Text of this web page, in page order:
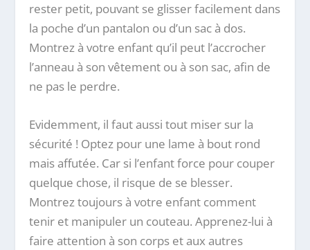
rester petit, pouvant se glisser facilement dans
la poche d’un pantalon ou d’un sac à dos.
Montrez à votre enfant qu’il peut l’accrocher
l’anneau à son vêtement ou à son sac, afin de
ne pas le perdre.
Evidemment, il faut aussi tout miser sur la
sécurité ! Optez pour une lame à bout rond
mais affutée. Car si l’enfant force pour couper
quelque chose, il risque de se blesser.
Montrez toujours à votre enfant comment
tenir et manipuler un couteau. Apprenez-lui à
faire attention à son corps et aux autres